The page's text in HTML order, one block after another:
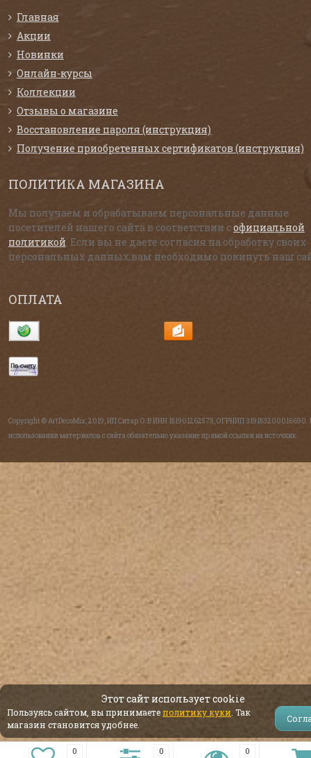
Главная
Акции
Новинки
Онлайн-курсы
Коллекции
Отзывы о магазине
Восстановление пароля (инструкция)
Получение приобретенных сертификатов (инструкция)
ПОЛИТИКА МАГАЗИНА
Мы получаем и обрабатываем персональные данные
посетителей нашего сайта в соответствии софициальной
политикой . Если вы не даете согласия на обработку своих
персональных данных,вам необходимо покинуть наш
ОПЛАТА
Copyright © ArtDecoMix, 2019, ИП Ситар О.В ИНН 181901262575, ОГРНИП 319183200016690.
использовании материалов с сайта обязательно указание прямой ссылки на источник.
0 0 0
Этот сайт использует cookie
Пользуясь сайтом, вы принимаете политику куки . Так
магазин становится удобнее.